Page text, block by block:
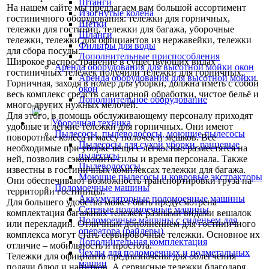
Штанги
Изогнутые колена
Щётки
Шланги
Фильтры для воды
Дополнительные приспособления
Аренда оборудования для высотной мойки окон
Аренда оборудования для высотной мойки
окон
Дополнительное оборудование
Уборочная техника
Пылесосы, пылеводососы, моющие пылесосы
Пылесосы для сухой уборки, ранцевые
пылесосы
Пылеводососы
Моющие пылесосы и ковровые экстракторы
Поломоечные машины
Аккумуляторные поломоечные машины
Сетевые поломоечные машины
Поломоечные машины с сиденьем для
оператора (райдеры)
Дополнительная комплектация
Чехлы для поломоечных и подметальных
машин
На нашем сайте мы предлагаем вам большой ассортимент
гостиничного оборудования: тележки для горничных,
тележки для гостиниц, тележки для багажа, уборочные
тележки, тележки для официантов из нержавейки, тележки
для сбора посуды.
Широкое распространение в существующих видах
гостиничных тележек получили тележки для горничных.
Горничная, заходя в номер для уборки, должна иметь с собой
весь комплекс средств санитарной обработки, чистое бельё и
много других нужных мелочей.
Для этого, в помощь обслуживающему персоналу приходят
удобные и лёгкие тележки для горничных. Они имеют
поворотные колёса и массу полочек и мешков. Все
необходимые при уборке вещи с лёгкостью разместятся на
ней, позволив сэкономить силы и время персонала. Также
известны в гостиничных комплексах тележки для багажа.
Они обеспечивают возможность транспортировки груза на
территории гостиницы.
Для большего удобства может быть предусмотрена
комплектация багажных тележек разными видами вешалок
или перекладин. Отличным дополнением для гостиничного
комплекса могут стать сервировочные тележки. Основное их
отличие – мобильность и простота.
Тележки для официанта предназначены для облегчения
подачи блюд и напитков. А сервисные тележки благодаря